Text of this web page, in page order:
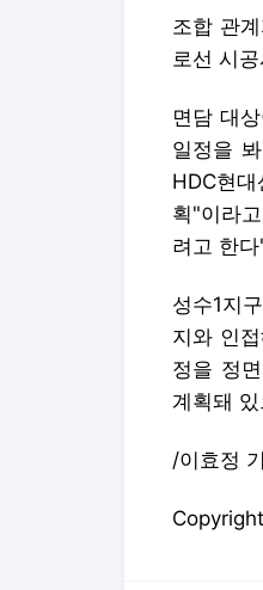
조합 관
로선 시
면담 대
일정을
HDC현
획"이라
려고 한
성수1지
지와 인
정을 정
계획돼
/이효정